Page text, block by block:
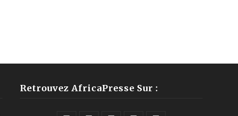
Retrouvez AfricaPresse Sur :